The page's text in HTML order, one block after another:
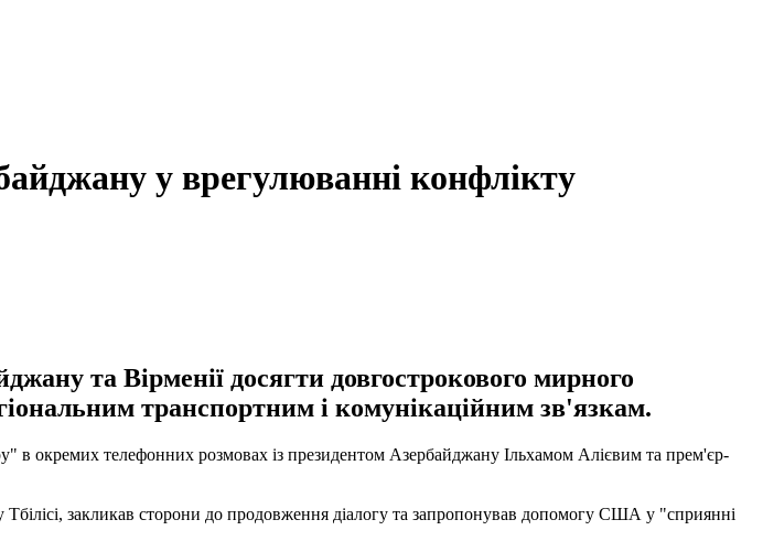
у врегулюванні конфлікту
та Вірменії досягти довгострокового мирного
транспортним і комунікаційним зв'язкам.
окремих телефонних розмовах із президентом Азербайджану Ільхамом Алієвим та прем'єр-
закликав сторони до продовження діалогу та запропонував допомогу США у "сприянні